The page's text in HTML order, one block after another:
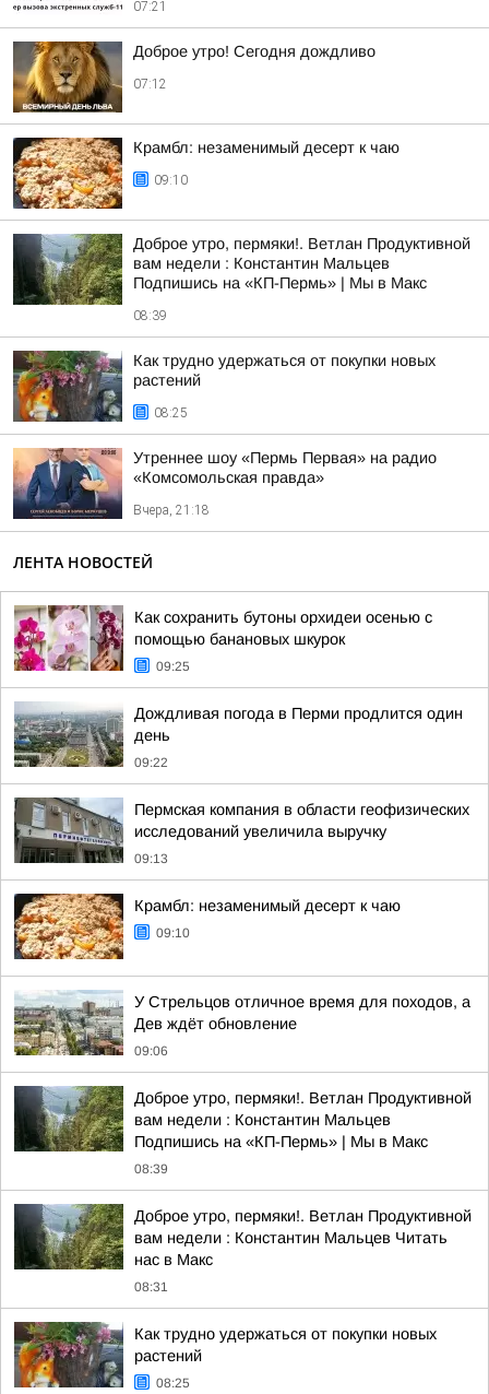
07:21
Доброе утро! Сегодня дождливо
07:12
Крамбл: незаменимый десерт к чаю
09:10
Доброе утро, пермяки!. Ветлан Продуктивной
вам недели : Константин Мальцев
Подпишись на «КП-Пермь» | Мы в Maкс
08:39
Как трудно удержаться от покупки новых
растений
08:25
Утреннее шоу «Пермь Первая» на радио
«Комсомольская правда»
Вчера, 21:18
ЛЕНТА НОВОСТЕЙ
Как сохранить бутоны орхидеи осенью с
помощью банановых шкурок
09:25
Дождливая погода в Перми продлится один
день
09:22
Пермская компания в области геофизических
исследований увеличила выручку
09:13
Крамбл: незаменимый десерт к чаю
09:10
У Стрельцов отличное время для походов, а
Дев ждёт обновление
09:06
Доброе утро, пермяки!. Ветлан Продуктивной
вам недели : Константин Мальцев
Подпишись на «КП-Пермь» | Мы в Maкс
08:39
Доброе утро, пермяки!. Ветлан Продуктивной
вам недели : Константин Мальцев Читать
нас в Макс
08:31
Как трудно удержаться от покупки новых
растений
08:25